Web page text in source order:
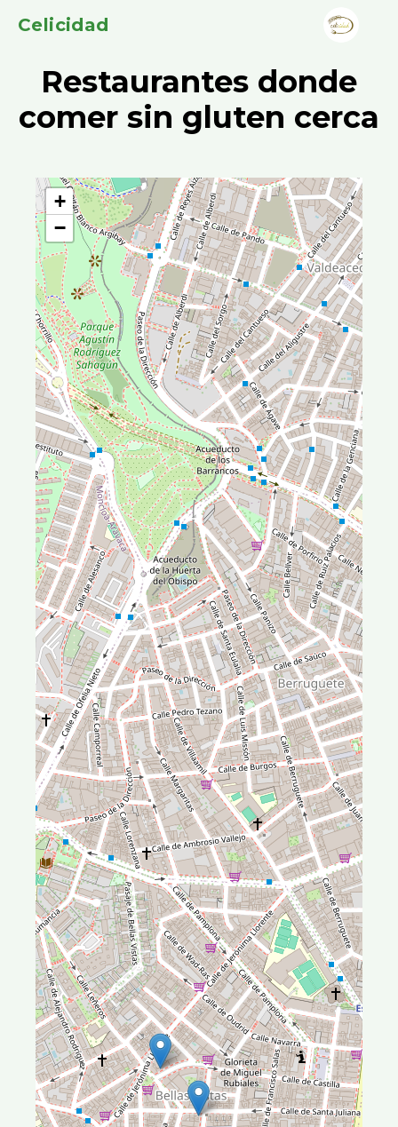
Celicidad
Restaurantes donde
comer sin gluten cerca
+
−